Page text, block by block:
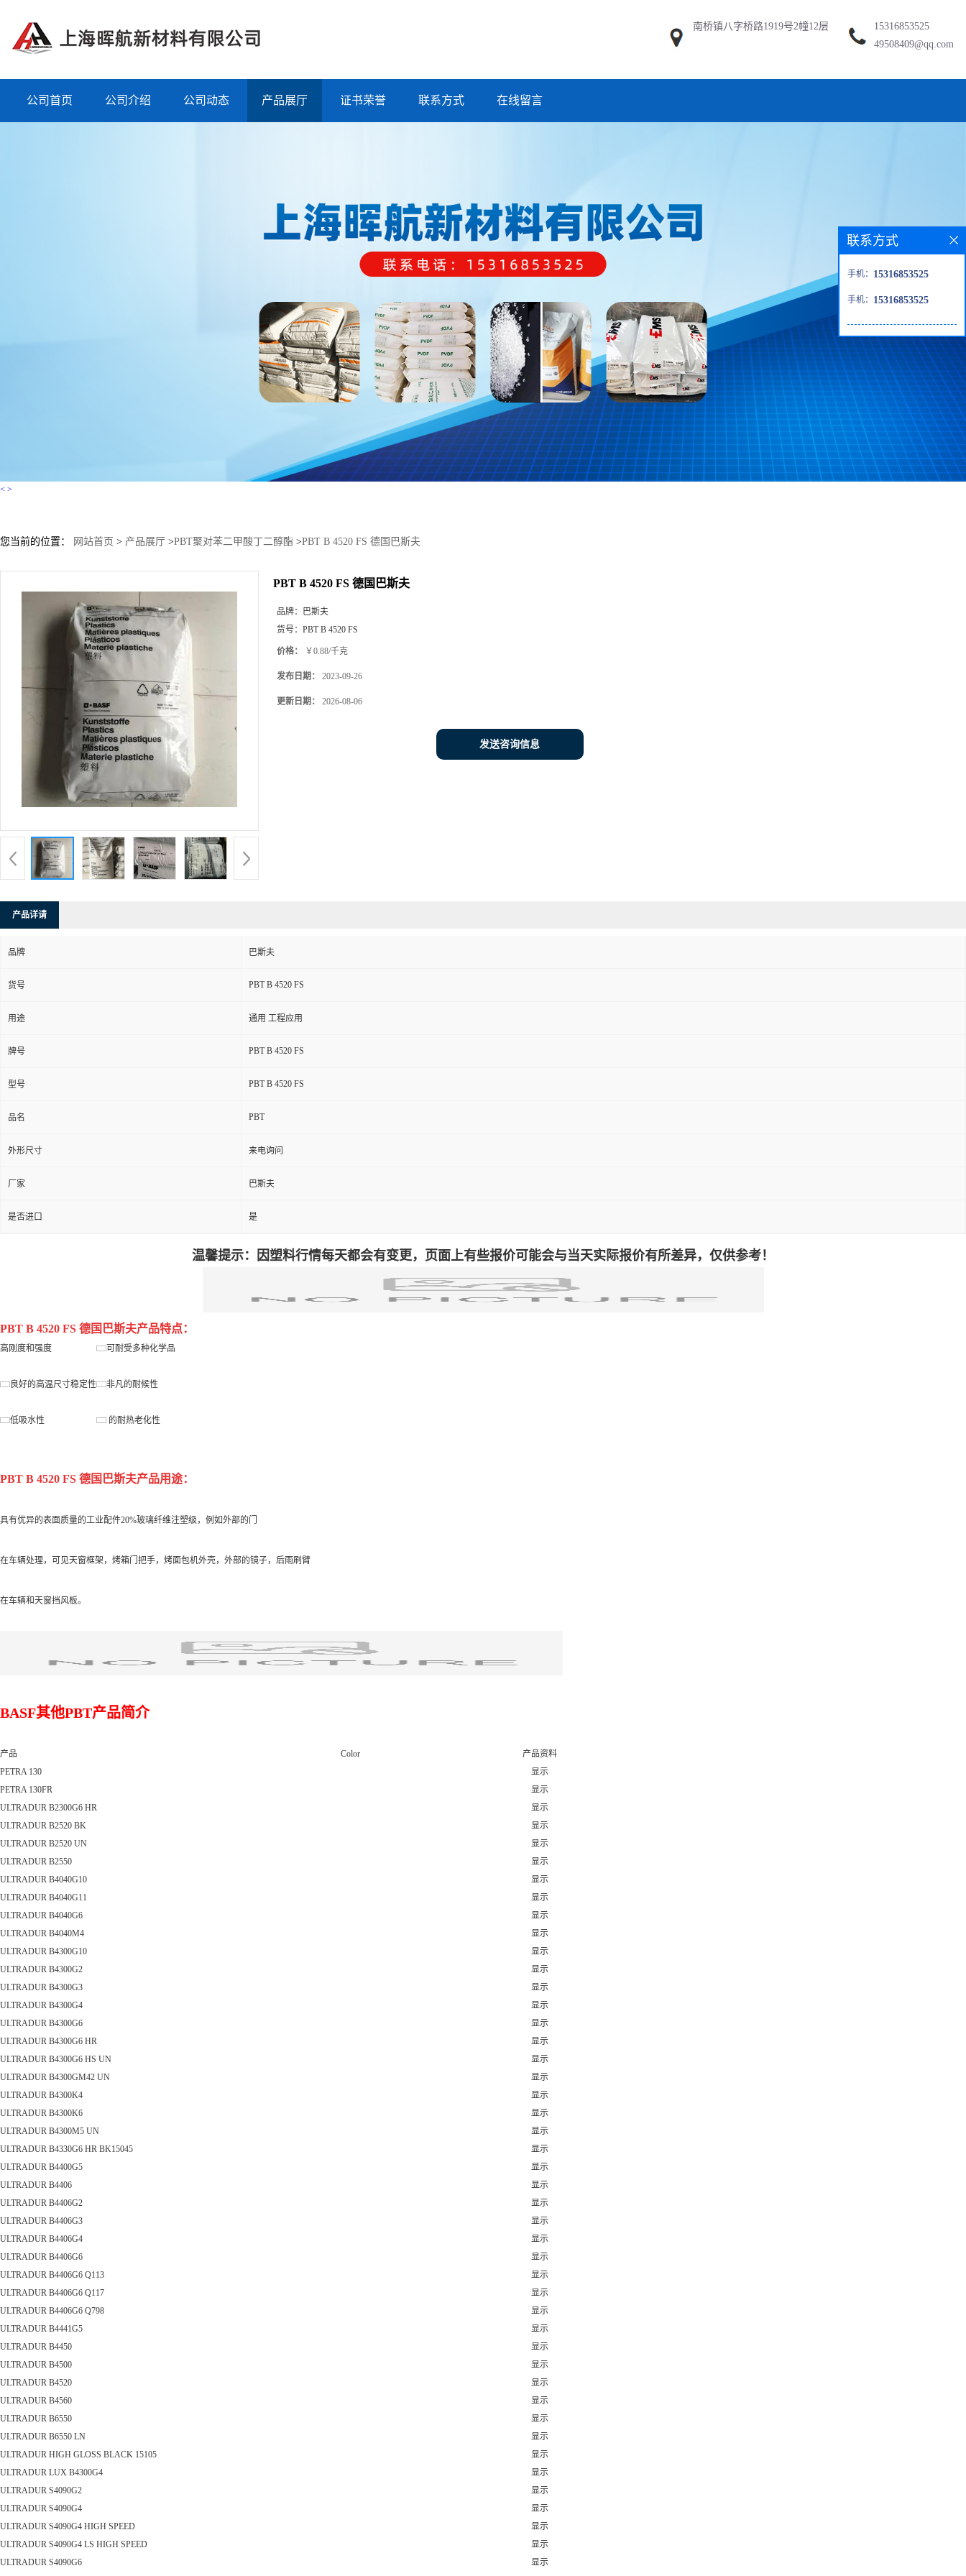
南桥镇八字桥路1919号2幢12层
15316853525
49508409@qq.com
公司首页 公司介绍 公司动态 产品展厅 证书荣誉 联系方式 在线留言
< >
您当前的位置： 网站首页 > 产品展厅 >PBT聚对苯二甲酸丁二醇酯 >PBT B 4520 FS 德国巴斯夫
PBT B 4520 FS 德国巴斯夫
品牌：
巴斯夫
货号： PBT B 4520 FS
价格： ￥0.88/千克
发布日期： 2023-09-26
更新日期： 2026-08-06
发送咨询信息
产品详请
品牌 巴斯夫
货号 PBT B 4520 FS
用途 通用 工程应用
牌号 PBT B 4520 FS
型号 PBT B 4520 FS
品名 PBT
外形尺寸 来电询问
厂家 巴斯夫
是否进口 是
温馨提示：因塑料行情每天都会有变更，页面上有些报价可能会与当天实际报价有所差异，仅供参考！
PBT B 4520 FS 德国巴斯夫产品特点：
高刚度和强度
良好的高温尺寸稳定性
低吸水性
可耐受多种化学品
非凡的耐候性
的耐热老化性
PBT B 4520 FS 德国巴斯夫产品用途：
具有优异的表面质量的工业配件20%玻璃纤维注塑级 ， 例如外部的门
在车辆处理， 可见天窗框架， 烤箱门把手， 烤面包机外壳， 外部的镜子， 后雨刷 臂
在车辆和天窗挡风板。
BASF其他PBT产品简介
产品 Color
产品资料
PETRA 130
显示
PETRA 130FR
显示
ULTRADUR B2300G6 HR
显示
ULTRADUR B2520 BK
显示
ULTRADUR B2520 UN
显示
ULTRADUR B2550
显示
ULTRADUR B4040G10
显示
ULTRADUR B4040G11
显示
ULTRADUR B4040G6
显示
ULTRADUR B4040M4
显示
ULTRADUR B4300G10
显示
ULTRADUR B4300G2
显示
ULTRADUR B4300G3
显示
ULTRADUR B4300G4
显示
ULTRADUR B4300G6
显示
ULTRADUR B4300G6 HR
显示
ULTRADUR B4300G6 HS UN
显示
ULTRADUR B4300GM42 UN
显示
ULTRADUR B4300K4
显示
ULTRADUR B4300K6
显示
ULTRADUR B4300M5 UN
显示
ULTRADUR B4330G6 HR BK15045
显示
ULTRADUR B4400G5
显示
ULTRADUR B4406
显示
ULTRADUR B4406G2
显示
ULTRADUR B4406G3
显示
ULTRADUR B4406G4
显示
ULTRADUR B4406G6
显示
ULTRADUR B4406G6 Q113
显示
ULTRADUR B4406G6 Q117
显示
ULTRADUR B4406G6 Q798
显示
ULTRADUR B4441G5
显示
ULTRADUR B4450
显示
ULTRADUR B4500
显示
ULTRADUR B4520
显示
ULTRADUR B4560
显示
ULTRADUR B6550
显示
ULTRADUR B6550 LN
显示
ULTRADUR HIGH GLOSS BLACK 15105
显示
ULTRADUR LUX B4300G4
显示
ULTRADUR S4090G2
显示
ULTRADUR S4090G4
显示
ULTRADUR S4090G4 HIGH SPEED
显示
ULTRADUR S4090G4 LS HIGH SPEED
显示
ULTRADUR S4090G6
显示
联系方式
手机： 15316853525
手机： 15316853525